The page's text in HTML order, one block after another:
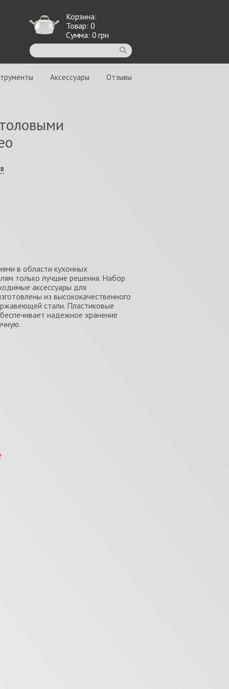
Корзина:
Товар: 0
Сумма: 0 грн
Аксессуары Отзывы
в области кухонных
только лучшие решения. Набор
аксессуары для
из высококачественного
стали. Пластиковые
надежное хранение